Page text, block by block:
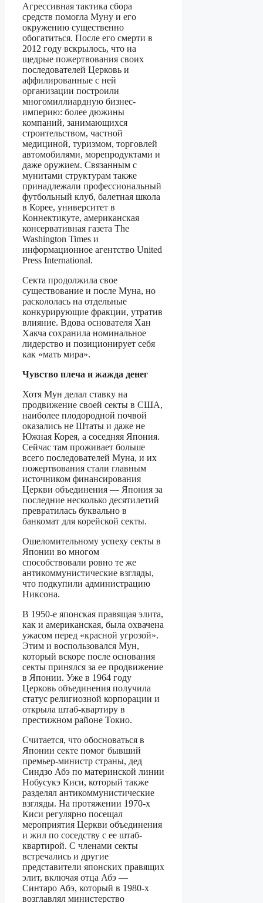
Агрессивная тактика сбора
средств помогла Муну и его
окружению существенно
обогатиться. После его смерти в
2012 году вскрылось, что на
щедрые пожертвования своих
последователей Церковь и
аффилированные с ней
организации построили
многомиллиардную бизнес-
империю: более дюжины
компаний, занимающихся
строительством, частной
медициной, туризмом, торговлей
автомобилями, морепродуктами и
даже оружием. Связанным с
мунитами структурам также
принадлежали профессиональный
футбольный клуб, балетная школа
в Корее, университет в
Коннектикуте, американская
консервативная газета The
Washington Times и
информационное агентство United
Press International.
Секта продолжила свое
существование и после Муна, но
раскололась на отдельные
конкурирующие фракции, утратив
влияние. Вдова основателя Хан
Хакча сохранила номинальное
лидерство и позиционирует себя
как «мать мира».
Чувство плеча и жажда денег
Хотя Мун делал ставку на
продвижение своей секты в США,
наиболее плодородной почвой
оказались не Штаты и даже не
Южная Корея, а соседняя Япония.
Сейчас там проживает больше
всего последователей Муна, и их
пожертвования стали главным
источником финансирования
Церкви объединения — Япония за
последние несколько десятилетий
превратилась буквально в
банкомат для корейской секты.
Ошеломительному успеху секты в
Японии во многом
способствовали ровно те же
антикоммунистические взгляды,
что подкупили администрацию
Никсона.
В 1950-е японская правящая элита,
как и американская, была охвачена
ужасом перед «красной угрозой».
Этим и воспользовался Мун,
который вскоре после основания
секты принялся за ее продвижение
в Японии. Уже в 1964 году
Церковь объединения получила
статус религиозной корпорации и
открыла штаб-квартиру в
престижном районе Токио.
Считается, что обосноваться в
Японии секте помог бывший
премьер-министр страны, дед
Синдзо Абэ по материнской линии
Нобусукэ Киси, который также
разделял антикоммунистические
взгляды. На протяжении 1970-х
Киси регулярно посещал
мероприятия Церкви объединения
и жил по соседству с ее штаб-
квартирой. С членами секты
встречались и другие
представители японских правящих
элит, включая отца Абэ —
Синтаро Абэ, который в 1980-х
возглавлял министерство